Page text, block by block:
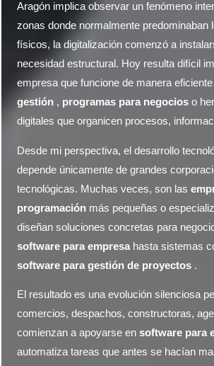
Aragón implica observar un fenómeno
zonas donde normalmente predominaban
físicos, la digitalización comenzó a
necesidad estructural. Hoy resulta difícil
empresa que funcione de manera
gestión , programas para negocios o
digitales que organicen procesos,
Desde mi perspectiva, el desarrollo
depende únicamente de grandes
tecnológicas. Muchas veces, son las
programación más pequeñas o
diseñan soluciones concretas para
software para empresa hasta sistemas
software para gestión de proyectos .
El resultado es una evolución silenciosa
comercios, despachos, constructoras,
comienzan a apoyarse ensoftware para
automatiza tareas que antes se hacían